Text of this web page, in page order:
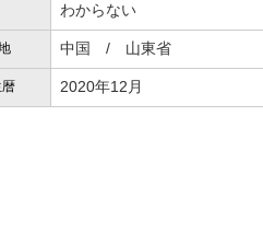
わからない
中国 / 山東省
2020年12月